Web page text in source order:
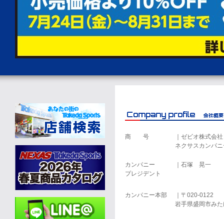
商 号
｜ゼビオ株式会社
ネクサスカンパ
カンパニー
プレジデント
｜石塚 晃一
カンパニー本部
｜〒020-0122
岩手県盛岡市み